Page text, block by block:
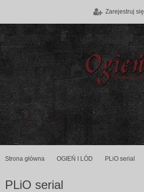
Zarejestruj się
Strona główna OGIEŃ I LÓD PLiO serial
PLiO serial